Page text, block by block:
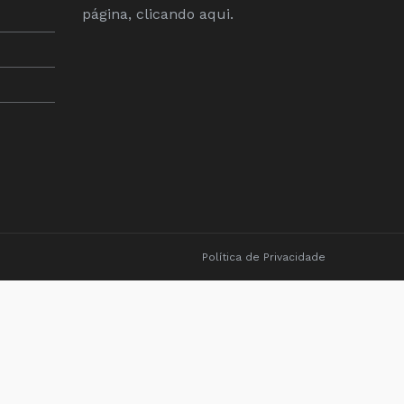
página, clicando aqui.
Política de Privacidade